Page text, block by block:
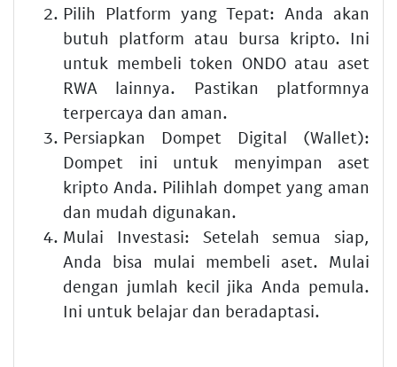
Pilih Platform yang Tepat: Anda akan
butuh platform atau bursa kripto. Ini
untuk membeli token ONDO atau aset
RWA lainnya. Pastikan platformnya
terpercaya dan aman.
Persiapkan Dompet Digital (Wallet):
Dompet ini untuk menyimpan aset
kripto Anda. Pilihlah dompet yang aman
dan mudah digunakan.
Mulai Investasi: Setelah semua siap,
Anda bisa mulai membeli aset. Mulai
dengan jumlah kecil jika Anda pemula.
Ini untuk belajar dan beradaptasi.